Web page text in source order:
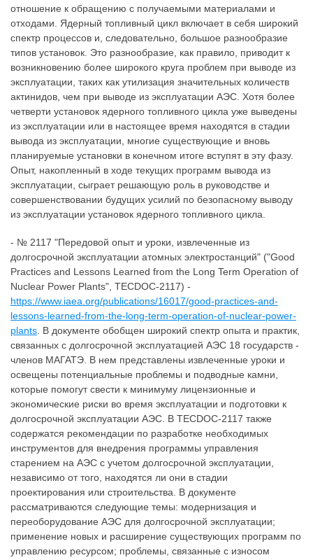
отношение к обращению с получаемыми материалами и
отходами. Ядерный топливный цикл включает в себя широкий
спектр процессов и, следовательно, большое разнообразие
типов установок. Это разнообразие, как правило, приводит к
возникновению более широкого круга проблем при выводе из
эксплуатации, таких как утилизация значительных количеств
актинидов, чем при выводе из эксплуатации АЭС. Хотя более
четверти установок ядерного топливного цикла уже выведены
из эксплуатации или в настоящее время находятся в стадии
вывода из эксплуатации, многие существующие и вновь
планируемые установки в конечном итоге вступят в эту фазу.
Опыт, накопленный в ходе текущих программ вывода из
эксплуатации, сыграет решающую роль в руководстве и
совершенствовании будущих усилий по безопасному выводу
из эксплуатации установок ядерного топливного цикла.
- № 2117 "Передовой опыт и уроки, извлеченные из
долгосрочной эксплуатации атомных электростанций" ("Good
Practices and Lessons Learned from the Long Term Operation of
Nuclear Power Plants", TECDOC-2117) -
https://www.iaea.org/publications/16017/good-practices-and-
lessons-learned-from-the-long-term-operation-of-nuclear-power-
plants . В документе обобщен широкий спектр опыта и практик,
связанных с долгосрочной эксплуатацией АЭС 18 государств -
членов МАГАТЭ. В нем представлены извлеченные уроки и
освещены потенциальные проблемы и подводные камни,
которые помогут свести к минимуму лицензионные и
экономические риски во время эксплуатации и подготовки к
долгосрочной эксплуатации АЭС. В TECDOC-2117 также
содержатся рекомендации по разработке необходимых
инструментов для внедрения программы управления
старением на АЭС с учетом долгосрочной эксплуатации,
независимо от того, находятся ли они в стадии
проектирования или строительства. В документе
рассматриваются следующие темы: модернизация и
переоборудование АЭС для долгосрочной эксплуатации;
применение новых и расширение существующих программ по
управлению ресурсом; проблемы, связанные с износом